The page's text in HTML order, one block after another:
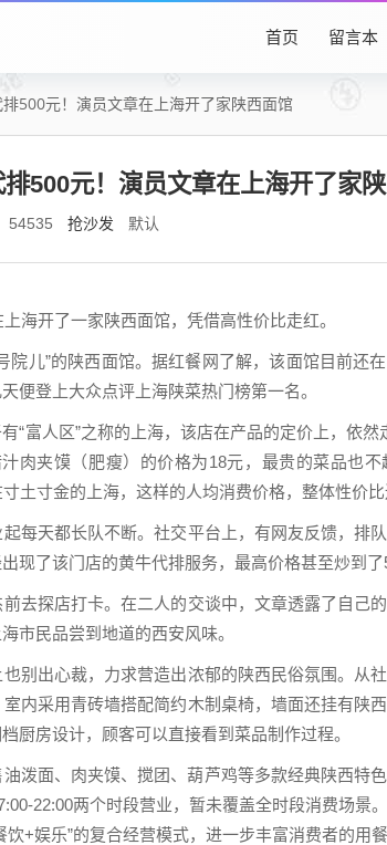
首页 留言本
500元！演员文章在上海开了家陕西面馆
500元！演员文章在上海开了家
54535 抢沙发 默认
海开了一家陕西面馆，凭借高性价比走红。
院儿”的陕西面馆。据红餐网了解，该面馆目前还
便登上大众点评上海陕菜热门榜第一名。
“富人区”之称的上海，该店在产品的定价上，依
肉夹馍（肥瘦）的价格为18元，最贵的菜品也
土寸金的上海，这样的人均消费价格，整体性价比
每天都长队不断。社交平台上，有网友反馈，排
现了该门店的黄牛代排服务，最高价格甚至炒到了
去探店打卡。在二人的交谈中，文章透露了自己
市民品尝到地道的西安风味。
别出心裁，力求营造出浓郁的陕西民俗氛围。从
内采用青砖墙搭配简约木制桌椅，墙面还挂有陕
厨房设计，顾客可以直接看到菜品制作过程。
泼面、肉夹馍、搅团、葫芦鸡等多款经典陕西特
22:00两个时段营业，暂未覆盖全时段消费场景
+娱乐”的复合经营模式，进一步丰富消费者的用餐